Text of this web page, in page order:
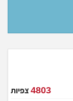
4803צפיות